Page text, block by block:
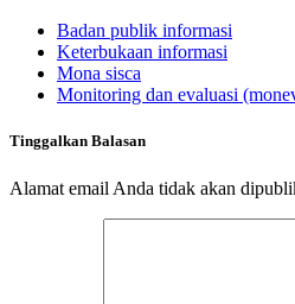
Badan publik informasi
Keterbukaan informasi
Mona sisca
Monitoring dan evaluasi
Tinggalkan Balasan
Alamat email Anda tidak akan